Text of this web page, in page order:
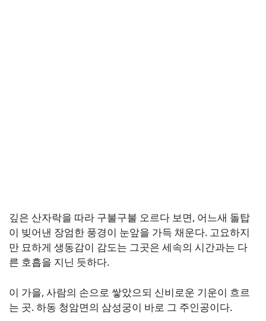
깊은 산자락을 따라 구불구불 오르다 보면, 어느새 돌탑
이 빚어낸 장엄한 풍경이 눈앞을 가득 채운다. 고요하지
만 묘하게 생동감이 감도는 그곳은 세속의 시간과는 다
른 호흡을 지닌 듯하다.
이 가을, 사람의 손으로 쌓았으되 신비로운 기운이 흐르
는 곳. 하동 청암면의 삼성궁이 바로 그 주인공이다.